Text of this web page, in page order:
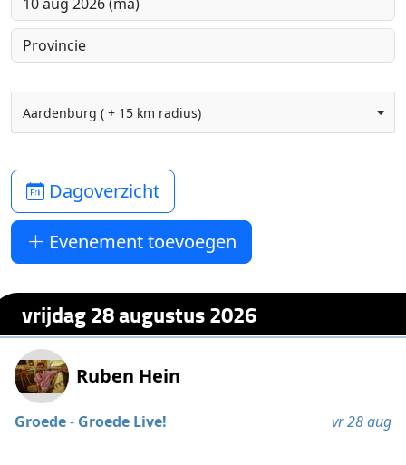
Aardenburg ( + 15 km radius)
Dagoverzicht
Evenement toevoegen
vrijdag 28 augustus 2026
Ruben Hein
Groede- Groede Live! vr 28 aug